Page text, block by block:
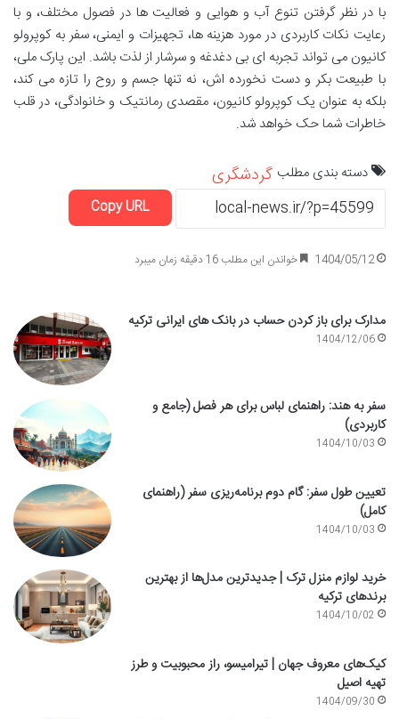
با در نظر گرفتن تنوع آب و هوایی و فعالیت ها در فصول مختلف، و با
رعایت نکات کاربردی در مورد هزینه ها، تجهیزات و ایمنی، سفر به کوپرولو
کانیون می تواند تجربه ای بی دغدغه و سرشار از لذت باشد. این پارک ملی،
با طبیعت بکر و دست نخورده اش، نه تنها جسم و روح را تازه می کند،
بلکه به عنوان یک کوپرولو کانیون، مقصدی رمانتیک و خانوادگی، در قلب
خاطرات شما حک خواهد شد.
دسته بندی مطلب گردشگری
Copy URL
1404/05/12 خواندن این مطلب 16 دقیقه زمان میبرد
مدارک برای باز کردن حساب در بانک های ایرانی ترکیه
1404/12/06
سفر به هند: راهنمای لباس برای هر فصل (جامع و
کاربردی)
1404/10/03
تعیین طول سفر: گام دوم برنامه‌ریزی سفر (راهنمای
کامل)
1404/10/03
خرید لوازم منزل ترک | جدیدترین مدل‌ها از بهترین
برندهای ترکیه
1404/10/02
کیک‌های معروف جهان | تیرامیسو، راز محبوبیت و طرز
تهیه اصیل
1404/09/30